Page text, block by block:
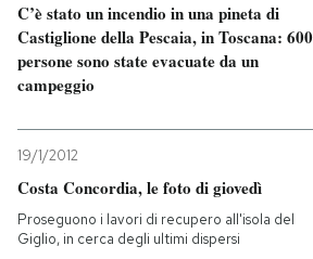
C’è stato un incendio in una pineta di
Castiglione della Pescaia, in Toscana: 600
persone sono state evacuate da un
campeggio
19/1/2012
Costa Concordia, le foto di giovedì
Proseguono i lavori di recupero all'isola del
Giglio, in cerca degli ultimi dispersi